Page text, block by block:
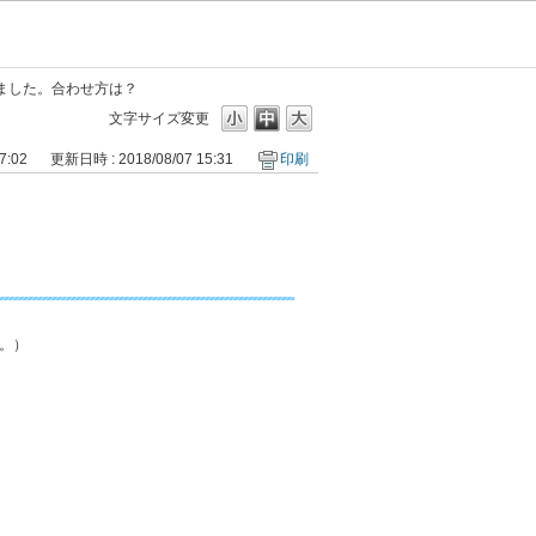
した。合わせ方は？
文字サイズ変更
更新日時 : 2018/08/07 15:31 印刷
）